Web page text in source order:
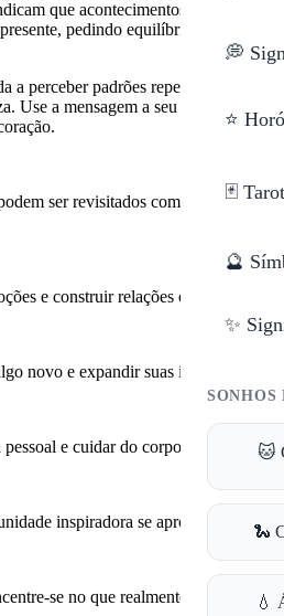
💭
⭐
🃏
🔮
✨
SONHOS
🐱
🐍
💧
que acontecimentos do passado
pedindo equilíbrio e
a perceber padrões repetidos e a
Use a mensagem a seu favor para
ser revisitados com uma nova
e construir relações equilibradas.
novo e expandir suas ideias.
e cuidar do corpo.
inspiradora se aproxima.
se no que realmente importa.